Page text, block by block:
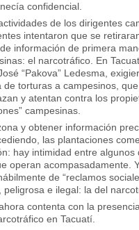
confidencial.
de los dirigentes
intentaron que se
información de primera
el narcotráfico. En
“Pakova” Ledesma,
torturas a campesinos,
y atentan contra los
campesinas.
y obtener información
las plantaciones
hay intimidad entre
operan acompasadamente.
de “reclamos
e ilegal: la del
contenta con la
en Tacuatí.